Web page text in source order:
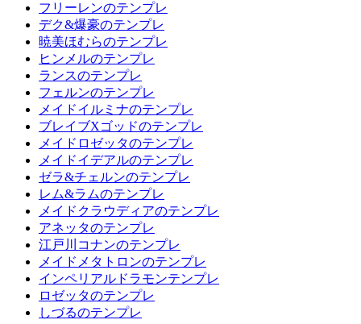
フリーレンのテンプレ
デク&爆豪のテンプレ
暁美ほむらのテンプレ
ヒンメルのテンプレ
ランスのテンプレ
フェルンのテンプレ
メイドイルミナのテンプレ
ブレイブXゴッドのテンプレ
メイドロゼッタのテンプレ
メイドイデアルのテンプレ
ゼラ&チェルンのテンプレ
レム&ラムのテンプレ
メイドクラウディアのテンプレ
アネッタのテンプレ
江戸川コナンのテンプレ
メイドメタトロンのテンプレ
インペリアルドラモンテンプレ
ロゼッタのテンプレ
しづるのテンプレ